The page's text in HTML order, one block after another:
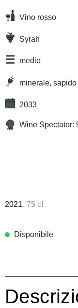
Vino rosso
Syrah
medio
minerale, sapido
2033
Wine Spectator:
2021, 75 cl
Disponibile